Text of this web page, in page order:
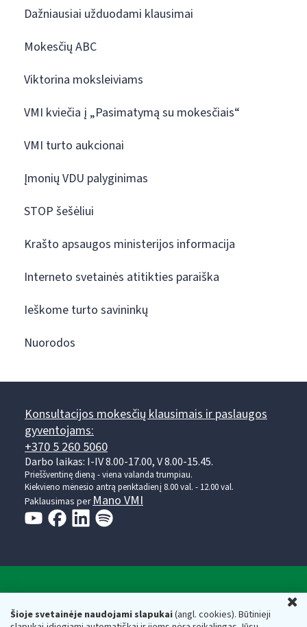
Šioje svetainėje naudojami slapukai(angl. cookies). Būtinieji
Dažniausiai užduodami klausimai
Mokesčių ABC
Viktorina moksleiviams
VMI kviečia į „Pasimatymą su mokesčiais“
VMI turto aukcionai
Įmonių VDU palyginimas
STOP šešėliui
Krašto apsaugos ministerijos informacija
Interneto svetainės atitikties paraiška
Ieškome turto savininkų
Nuorodos
Konsultacijos mokesčių klausimais ir paslaugos
gyventojams:
+370 5 260 5060
Darbo laikas: I-IV 8.00-17.00, V 8.00-15.45.
Prieššventinę dieną - viena valanda trumpiau.
Kiekvieno mėnesio antrą penktadienį 8.00 val. - 12.00 val.
Paklausimas per Mano VMI
Respublikos finansų ministerijos